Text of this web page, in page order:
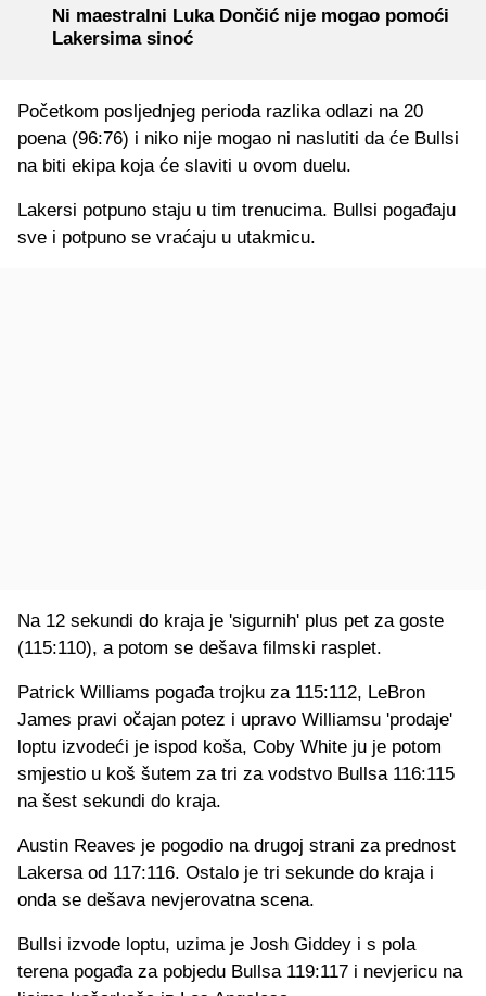
Ni maestralni Luka Dončić nije mogao pomoći
Lakersima sinoć
Početkom posljednjeg perioda razlika odlazi na 20
poena (96:76) i niko nije mogao ni naslutiti da će Bullsi
na biti ekipa koja će slaviti u ovom duelu.
Lakersi potpuno staju u tim trenucima. Bullsi pogađaju
sve i potpuno se vraćaju u utakmicu.
Na 12 sekundi do kraja je 'sigurnih' plus pet za goste
(115:110), a potom se dešava filmski rasplet.
Patrick Williams pogađa trojku za 115:112, LeBron
James pravi očajan potez i upravo Williamsu 'prodaje'
loptu izvodeći je ispod koša, Coby White ju je potom
smjestio u koš šutem za tri za vodstvo Bullsa 116:115
na šest sekundi do kraja.
Austin Reaves je pogodio na drugoj strani za prednost
Lakersa od 117:116. Ostalo je tri sekunde do kraja i
onda se dešava nevjerovatna scena.
Bullsi izvode loptu, uzima je Josh Giddey i s pola
terena pogađa za pobjedu Bullsa 119:117 i nevjericu na